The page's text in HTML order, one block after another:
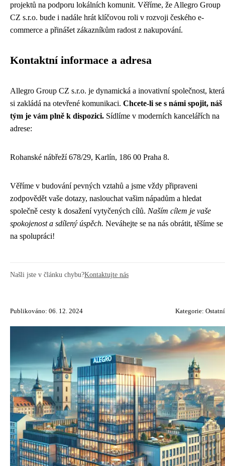
projektů na podporu lokálních komunit. Věříme, že Allegro Group
CZ s.r.o. bude i nadále hrát klíčovou roli v rozvoji českého e-
commerce a přinášet zákazníkům radost z nakupování.
Kontaktní informace a adresa
Allegro Group CZ s.r.o. je dynamická a inovativní společnost, která
si zakládá na otevřené komunikaci. Chcete-li se s námi spojit, náš
tým je vám plně k dispozici. Sídlíme v moderních kancelářích na
adrese:
Rohanské nábřeží 678/29, Karlín, 186 00 Praha 8.
Věříme v budování pevných vztahů a jsme vždy připraveni
zodpovědět vaše dotazy, naslouchat vašim nápadům a hledat
společně cesty k dosažení vytyčených cílů. Naším cílem je vaše
spokojenost a sdílený úspěch. Neváhejte se na nás obrátit, těšíme se
na spolupráci!
Našli jste v článku chybu?Kontaktujte nás
Publikováno: 06. 12. 2024 Kategorie: Ostatní